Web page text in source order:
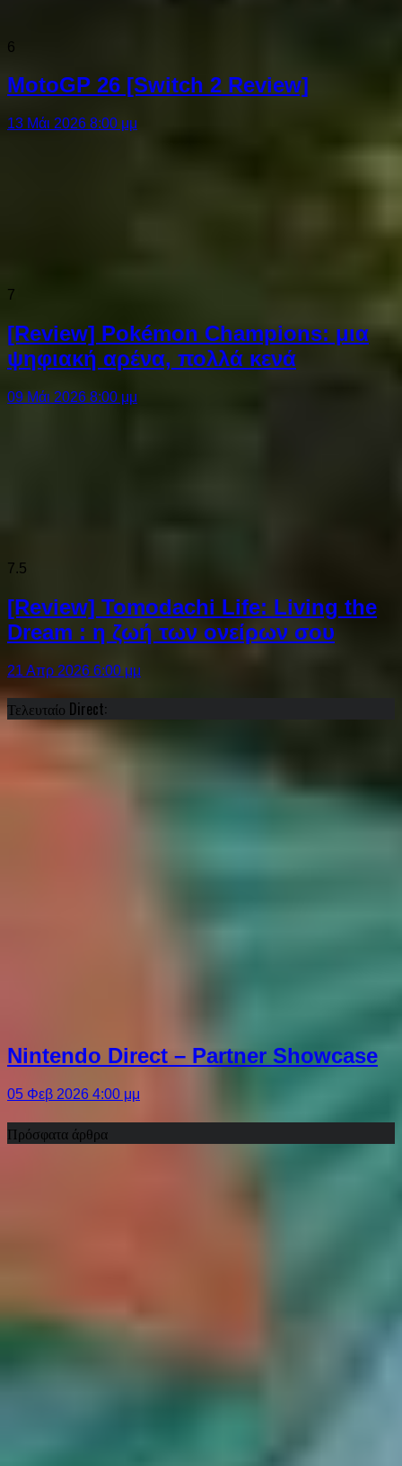
6
MotoGP 26 [Switch 2 Review]
13 Μάι 2026 8:00 μμ
7
[Review] Pokémon Champions: μια
ψηφιακή αρένα, πολλά κενά
09 Μάι 2026 8:00 μμ
7.5
[Review] Tomodachi Life: Living the
Dream : η ζωή των ονείρων σου
21 Απρ 2026 6:00 μμ
Τελευταίο Direct:
Nintendo Direct – Partner Showcase
05 Φεβ 2026 4:00 μμ
Πρόσφατα άρθρα